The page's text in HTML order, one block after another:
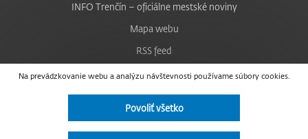
Na prevádzkovanie webu a analýzu návštevnosti používame súbory cookies.
Povoliť všetko
INFO Trenčín – oficiálne mestské noviny
Mapa webu
RSS feed
Nastavenie cookies
Facebook